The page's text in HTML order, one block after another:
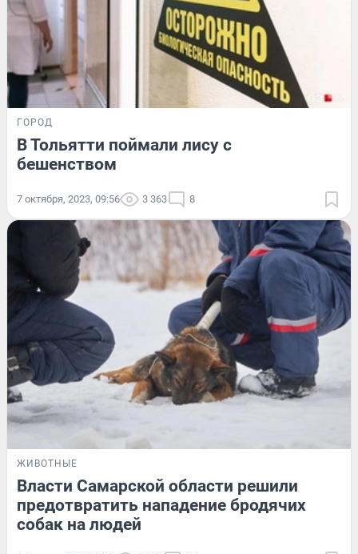
ГОРОД
В Тольятти поймали лису с
бешенством
7 октября, 2023, 09:56 3 363 8
ЖИВОТНЫЕ
Власти Самарской области решили
предотвратить нападение бродячих
собак на людей